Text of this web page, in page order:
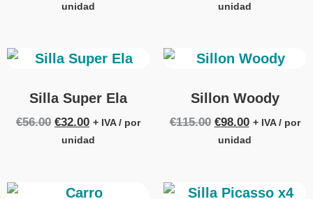
unidad
unidad
Silla Super Ela
€56.00 €32.00 + IVA / por
unidad
Sillon Woody
€115.00 €98.00 + IVA / por
unidad